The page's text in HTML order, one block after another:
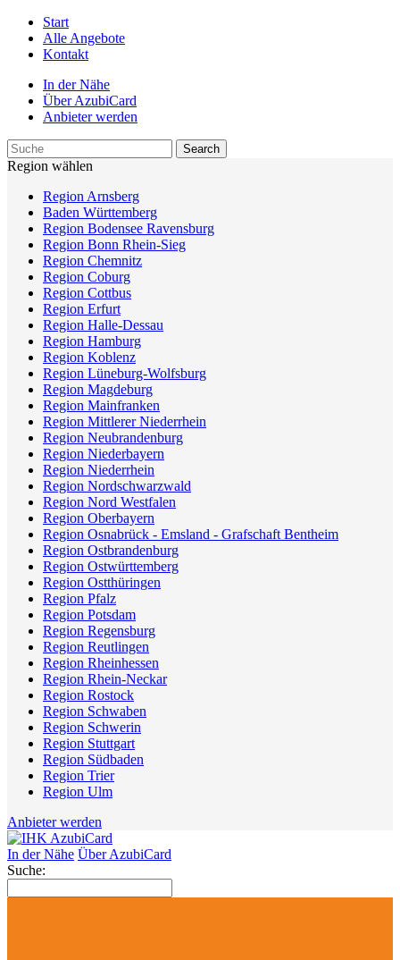
Start
Alle Angebote
Kontakt
In der Nähe
Über AzubiCard
Anbieter werden
Region wählen
Region Arnsberg
Baden Württemberg
Region Bodensee Ravensburg
Region Bonn Rhein-Sieg
Region Chemnitz
Region Coburg
Region Cottbus
Region Erfurt
Region Halle-Dessau
Region Hamburg
Region Koblenz
Region Lüneburg-Wolfsburg
Region Magdeburg
Region Mainfranken
Region Mittlerer Niederrhein
Region Neubrandenburg
Region Niederbayern
Region Niederrhein
Region Nordschwarzwald
Region Nord Westfalen
Region Oberbayern
Region Osnabrück - Emsland - Grafschaft Bentheim
Region Ostbrandenburg
Region Ostwürttemberg
Region Ostthüringen
Region Pfalz
Region Potsdam
Region Regensburg
Region Reutlingen
Region Rheinhessen
Region Rhein-Neckar
Region Rostock
Region Schwaben
Region Schwerin
Region Stuttgart
Region Südbaden
Region Trier
Region Ulm
Anbieter werden
In der Nähe Über AzubiCard
Suche: